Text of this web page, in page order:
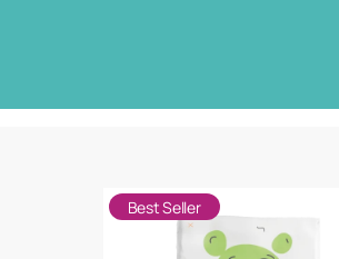
Best Seller